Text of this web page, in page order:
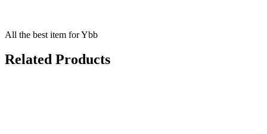
All the best item for Ybb
Related Products